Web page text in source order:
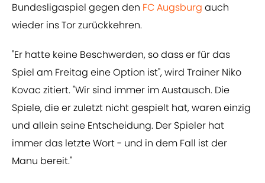
Bundesligaspiel gegen den ​FC Augsburg auch
wieder ins Tor zurückkehren.
"Er hatte keine Beschwerden, so dass er für das
Spiel am Freitag eine Option ist", wird Trainer Niko
Kovac zitiert. "Wir sind immer im Austausch. Die
Spiele, die er zuletzt nicht gespielt hat, waren einzig
und allein seine Entscheidung. Der Spieler hat
immer das letzte Wort - und in dem Fall ist der
Manu bereit."